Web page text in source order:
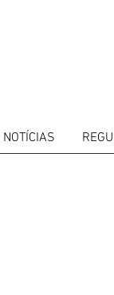
NOTÍCIAS